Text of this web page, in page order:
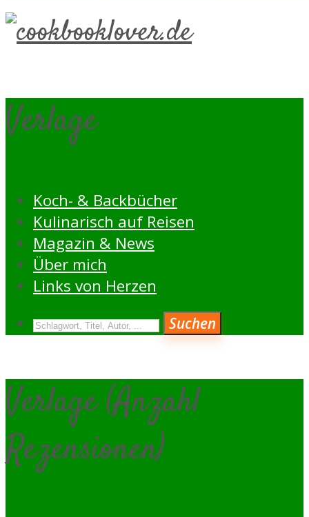
Verlage
Koch- & Backbücher
Kulinarisch auf Reisen
Magazin & News
Über mich
Links von Herzen
Suchen
Verlage (Anzahl
Rezensionen)